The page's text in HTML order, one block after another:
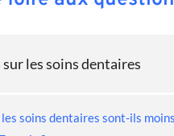
les soins dentaires
soins dentaires sont-ils moins